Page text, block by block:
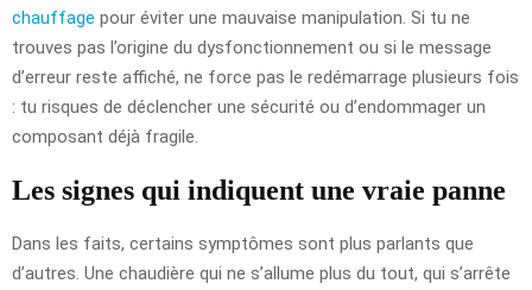
chauffage pour éviter une mauvaise manipulation. Si tu ne
trouves pas l’origine du dysfonctionnement ou si le message
d’erreur reste affiché, ne force pas le redémarrage plusieurs fois
: tu risques de déclencher une sécurité ou d’endommager un
composant déjà fragile.
Les signes qui indiquent une vraie panne
Dans les faits, certains symptômes sont plus parlants que
d’autres. Une chaudière qui ne s’allume plus du tout, qui s’arrête